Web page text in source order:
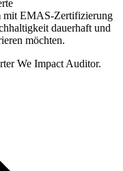
mit EMAS-Zertifizierung
dauerhaft und
möchten.
We Impact Auditor.